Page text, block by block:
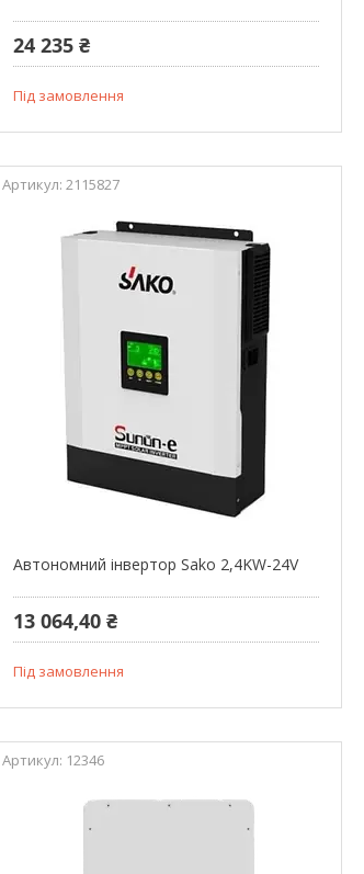
24 235 ₴
Під замовлення
2115827
Автономний інвертор Sako 2,4KW-24V
13 064,40 ₴
Під замовлення
12346